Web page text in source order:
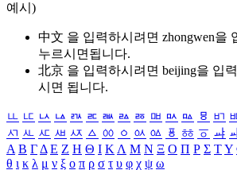
예시)
中文 을 입력하시려면 zhongwen을
누르시면됩니다.
北京 을 입력하시려면 beijing을 입
시면 됩니다.
ㅥ ㅦ ㅧ ㅨ ㅩ ㅪ ㅫ ㅬ ㅭ ㅮ ㅯ ㅰ ㅱ ㅲ
ㅺ ㅻ ㅼ ㅽ ㅾ ㅿ ㆀ ㆁ ㆂ ㆃ ㆄ ㆅ ㆆ ㆇ
Α Β ΓΔ Ε Ζ Η Θ Ι ΚΛ Μ Ν Ξ Ο Π Ρ Σ ΤΥ
θ ι κ λ μ ν ξ ο π ρ σ τ υ φ χ ψ ω